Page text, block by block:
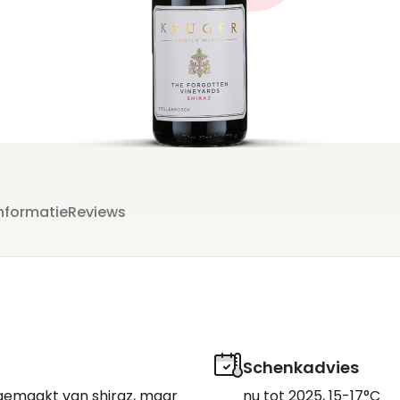
Reviews
Schenkadvies